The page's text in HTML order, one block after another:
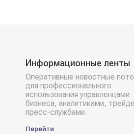
Информационные ленты
Оперативные новостные
для профессионального
использования управленцами
бизнеса, аналитиками,
пресс-службами.
Перейти